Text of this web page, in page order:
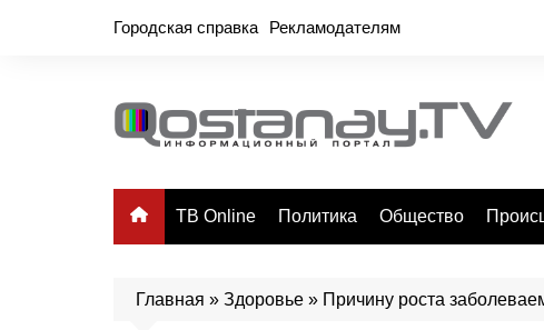
Городская справка Рекламодателям
ТВ Online Политика Общество
Главная » Здоровье » Причину роста